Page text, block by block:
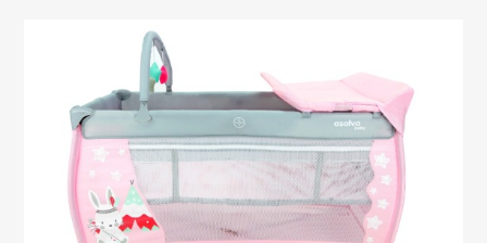
Dåbsgave - Barselsgave
Børnesenge